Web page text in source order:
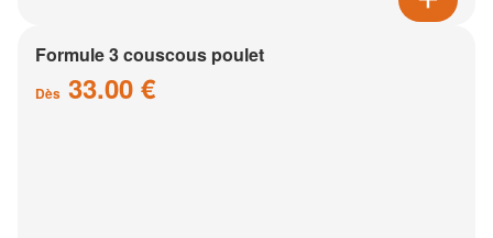
Formule 3 couscous poulet
Dès 33.00 €